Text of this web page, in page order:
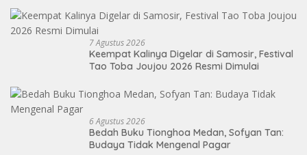
7 Agustus 2026
Keempat Kalinya Digelar di Samosir, Festival
Tao Toba Joujou 2026 Resmi Dimulai
6 Agustus 2026
Bedah Buku Tionghoa Medan, Sofyan Tan:
Budaya Tidak Mengenal Pagar